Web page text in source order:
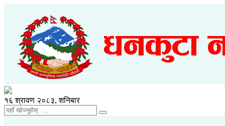
१६ श्रावण २०८३, शनिबार